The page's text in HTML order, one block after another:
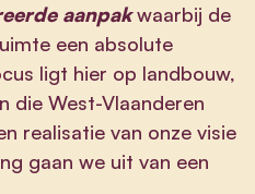
aanpakwaarbij de
een absolute
ligt hier op landbouw,
die West-Vlaanderen
realisatie van onze visie
gaan we uit van een